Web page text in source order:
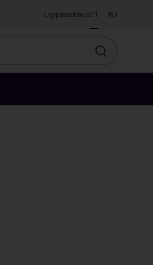
LigipääsetavusET RU
Otsin